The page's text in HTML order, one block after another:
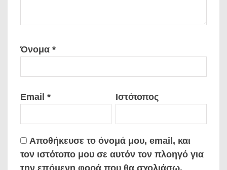
Όνομα *
Email * Ιστότοπος
Αποθήκευσε το όνομά μου, email, και
τον ιστότοπο μου σε αυτόν τον πλοηγό για
την επόμενη φορά που θα σχολιάσω.